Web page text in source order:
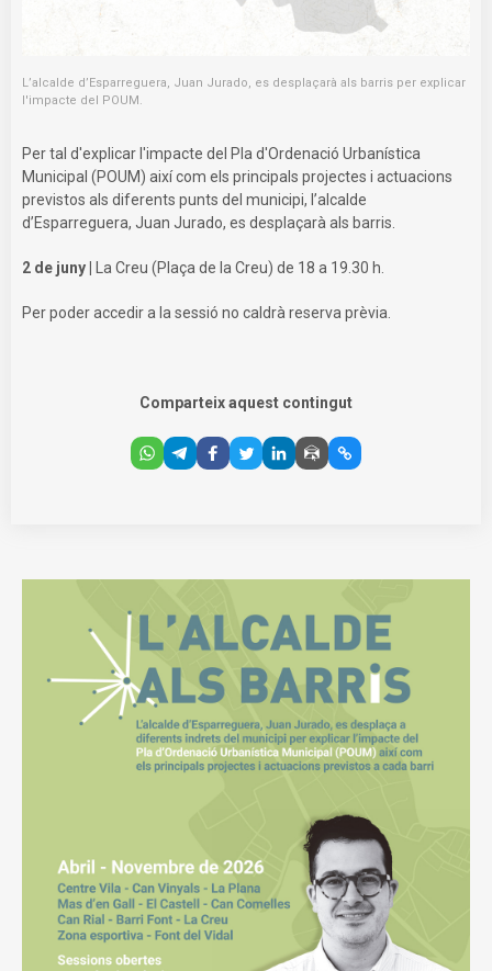
L’alcalde d’Esparreguera, Juan Jurado, es desplaçarà als barris per explicar
l'impacte del POUM.
Per tal d'explicar l'impacte del Pla d'Ordenació Urbanística
Municipal (POUM) així com els principals projectes i actuacions
previstos als diferents punts del municipi, l’alcalde
d’Esparreguera, Juan Jurado, es desplaçarà als barris.
2 de juny | La Creu (Plaça de la Creu) de 18 a 19.30 h.
Per poder accedir a la sessió no caldrà reserva prèvia.
Comparteix aquest contingut